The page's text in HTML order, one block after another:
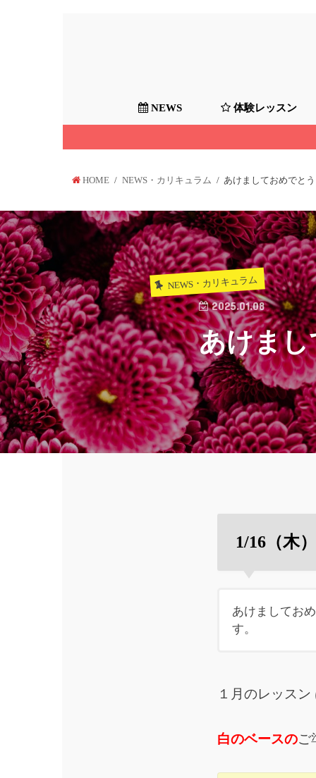
NEWS 体験レッスン
HOME NEWS・カリキュラム あけましておめでと
NEWS・カリキュラム
2025.01.08
あけま
1/16（木
あけましてお
す。
１月のレッス
白のベースのご